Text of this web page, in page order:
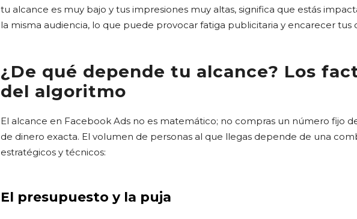
tu alcance es muy bajo y tus impresiones muy altas, significa que estás
la misma audiencia, lo que puede provocar fatiga publicitaria y encarecer tus
¿De qué depende tu alcance? Los
del algoritmo
El alcance en Facebook Ads no es matemático; no compras un número fijo
de dinero exacta. El volumen de personas al que llegas depende de una
estratégicos y técnicos:
El presupuesto y la puja